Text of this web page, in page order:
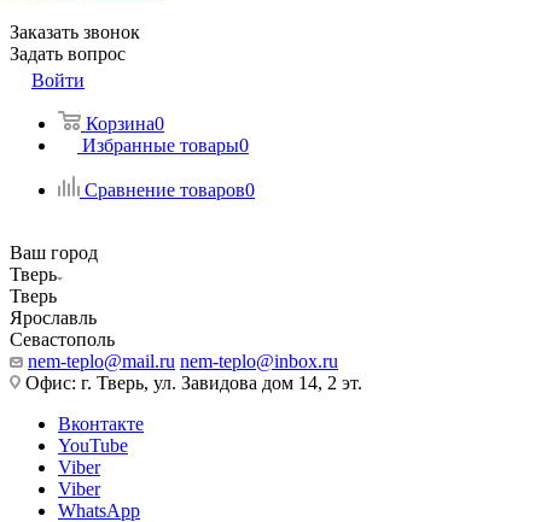
Заказать звонок
Задать вопрос
Войти
Корзина0
Избранные товары0
Сравнение товаров0
Ваш город
Тверь
Тверь
Ярославль
Севастополь
nem-teplo@mail.ru nem-teplo@inbox.ru
Офис: г. Тверь, ул. Завидова дом 14, 2 эт.
Вконтакте
YouTube
Viber
Viber
WhatsApp